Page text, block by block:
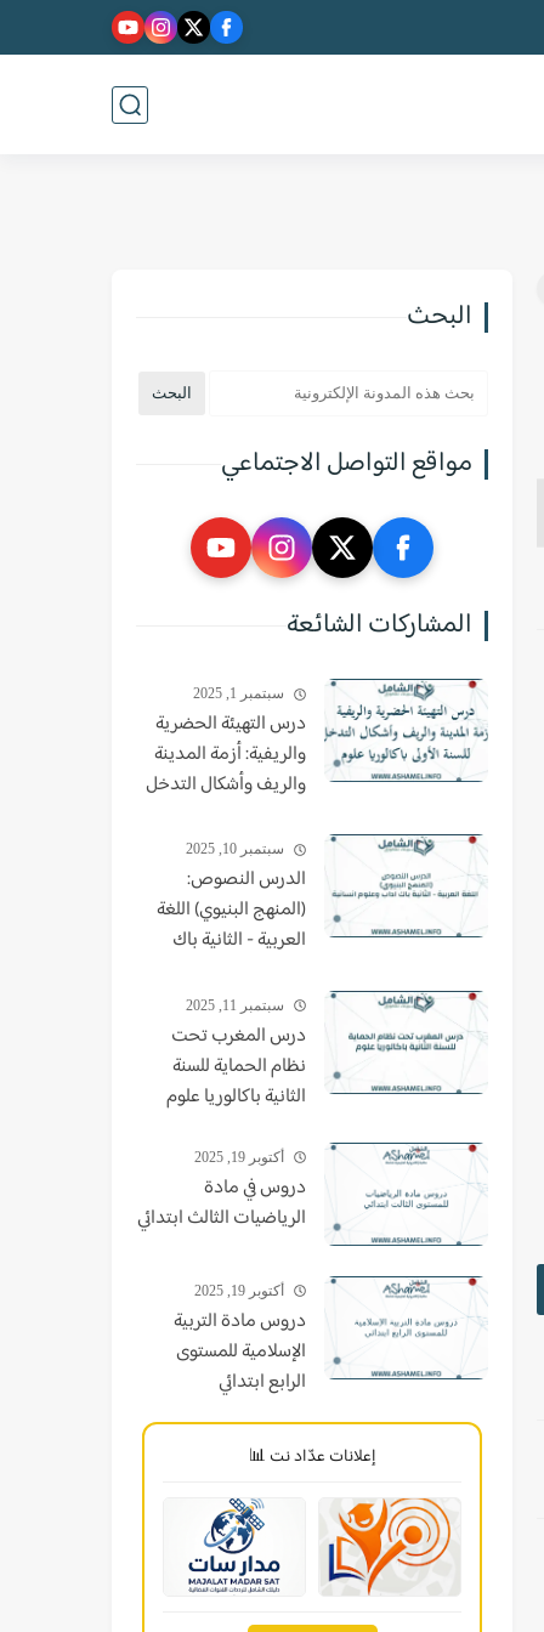
البحث
مواقع التواصل الاجتماعي
المشاركات الشائعة
سبتمبر 1, 2025
درس التهيئة الحضرية
والريفية: أزمة المدينة
والريف وأشكال التدخل
علومسبتمبر 10, 2025
الدرس النصوص:
(المنهج البنيوي) اللغة
العربية - الثانية باك
سبتمبر 11, 2025
درس المغرب تحت
نظام الحماية للسنة
الثانية باكالوريا علوم
أكتوبر 19, 2025
دروس في مادة
الرياضيات الثالث ابتدائي
أكتوبر 19, 2025
دروس مادة التربية
الإسلامية للمستوى
الرابع ابتدائي
إعلانات عدّاد نت 📊